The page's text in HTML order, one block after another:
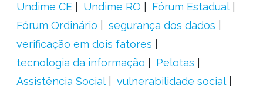
Undime CE
Undime RO
Fórum Estadual
Fórum Ordinário
segurança dos dados
verificação em dois fatores
tecnologia da informação
Pelotas
Assistência Social
vulnerabilidade social